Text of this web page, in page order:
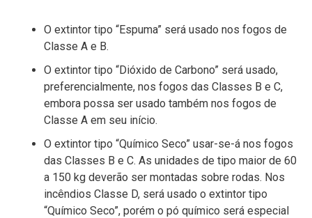
O extintor tipo “Espuma” será usado nos fogos de
Classe A e B.
O extintor tipo “Dióxido de Carbono” será usado,
preferencialmente, nos fogos das Classes B e C,
embora possa ser usado também nos fogos de
Classe A em seu início.
O extintor tipo “Químico Seco” usar-se-á nos fogos
das Classes B e C. As unidades de tipo maior de 60
a 150 kg deverão ser montadas sobre rodas. Nos
incêndios Classe D, será usado o extintor tipo
“Químico Seco”, porém o pó químico será especial